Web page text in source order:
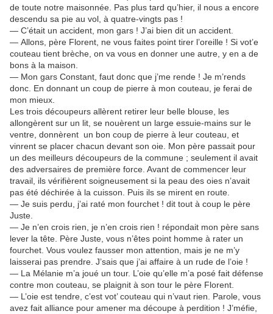
de toute notre maisonnée. Pas plus tard qu’hier, il nous a encore
descendu sa pie au vol, à quatre-vingts pas !
— C’était un accident, mon gars ! J’ai bien dit un accident.
— Allons, père Florent, ne vous faites point tirer l’oreille ! Si vot’e
couteau tient brèche, on va vous en donner une autre, y en a de
bons à la maison.
— Mon gars Constant, faut donc que j’me rende ! Je m’rends
donc. En donnant un coup de pierre à mon couteau, je ferai de
mon mieux.
Les trois découpeurs allèrent retirer leur belle blouse, les
allongèrent sur un lit, se nouèrent un large essuie-mains sur le
ventre, donnèrent un bon coup de pierre à leur couteau, et
vinrent se placer chacun devant son oie. Mon père passait pour
un des meilleurs découpeurs de la commune ; seulement il avait
des adversaires de première force. Avant de commencer leur
travail, ils vérifièrent soigneusement si la peau des oies n’avait
pas été déchirée à la cuisson. Puis ils se mirent en route.
— Je suis perdu, j’ai raté mon fourchet ! dit tout à coup le père
Juste.
— Je n’en crois rien, je n’en crois rien ! répondait mon père sans
lever la tête. Père Juste, vous n’êtes point homme à rater un
fourchet. Vous voulez fausser mon attention, mais je ne m’y
laisserai pas prendre. J’sais que j’ai affaire à un rude de l’oie !
— La Mélanie m’a joué un tour. L’oie qu’elle m’a posé fait défense
contre mon couteau, se plaignit à son tour le père Florent.
— L’oie est tendre, c’est vot’ couteau qui n’vaut rien. Parole, vous
avez fait alliance pour amener ma découpe à perdition ! J’méfie,